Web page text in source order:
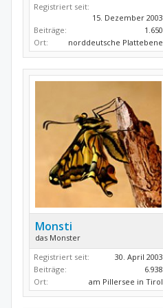
Registriert seit:
15. Dezember 2003
Beiträge:
1.650
Ort:
norddeutsche Plattebene
Monsti
das Monster
Registriert seit:
30. April 2003
Beiträge:
6.938
Ort:
am Pillersee in Tirol